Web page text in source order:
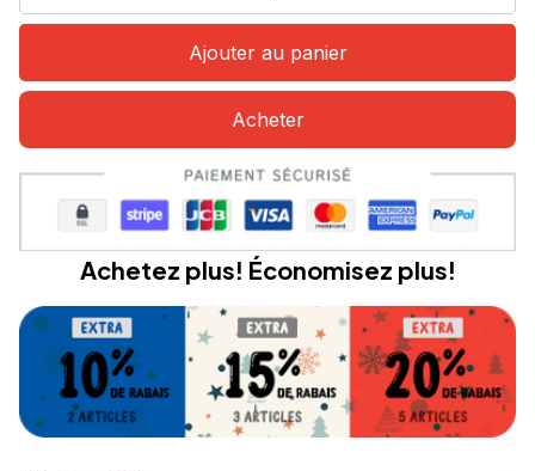
Ajouter au panier
Acheter
Achetez plus! Économisez plus!